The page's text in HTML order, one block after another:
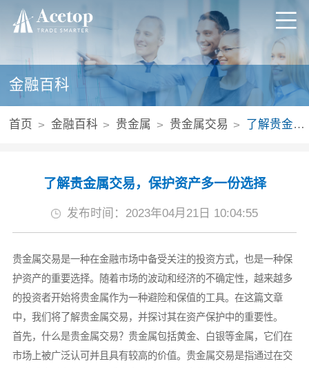
金融百科
首页 金融百科 贵金属 贵金属交易 了解贵金属交易，保护资产多一份选择
了解贵金属交易，保护资产多一份选择
发布时间：2023年04月21日 10:04:55
贵金属交易是一种在金融市场中备受关注的投资方式，也是一种保
护资产的重要选择。随着市场的波动和经济的不确定性，越来越多
的投资者开始将贵金属作为一种避险和保值的工具。在这篇文章
中，我们将了解贵金属交易，并探讨其在资产保护中的重要性。
首先，什么是贵金属交易？贵金属包括黄金、白银等金属，它们在
市场上被广泛认可并且具有较高的价值。贵金属交易是指通过在交